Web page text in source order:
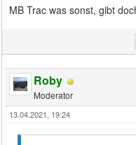
MB Trac was sonst, gibt
Roby
Moderator
13.04.2021, 19:24